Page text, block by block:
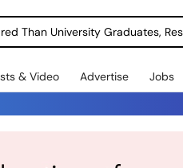
Than University Graduates,
& Video Advertise Jobs